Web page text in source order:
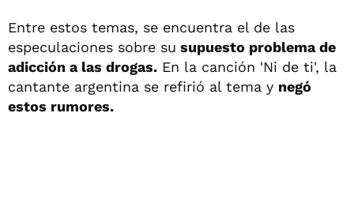
Entre estos temas, se encuentra el de las
especulaciones sobre su supuesto problema de
adicción a las drogas. En la canción 'Ni de ti', la
cantante argentina se refirió al tema y negó
estos rumores.